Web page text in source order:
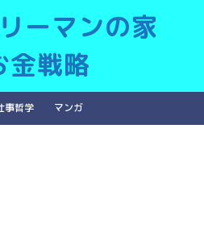
ーマンの家
金戦略
事哲学 マンガ